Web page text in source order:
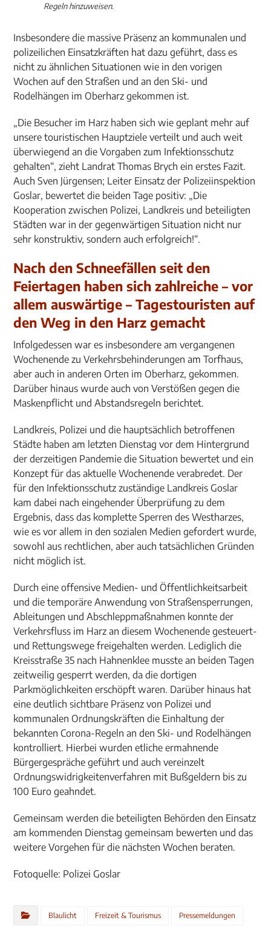
Regeln hinzuweisen.
Insbesondere die massive Präsenz an kommunalen und
polizeilichen Einsatzkräften hat dazu geführt, dass es
nicht zu ähnlichen Situationen wie in den vorigen
Wochen auf den Straßen und an den Ski- und
Rodelhängen im Oberharz gekommen ist.
„Die Besucher im Harz haben sich wie geplant mehr auf
unsere touristischen Hauptziele verteilt und auch weit
überwiegend an die Vorgaben zum Infektionsschutz
gehalten“, zieht Landrat Thomas Brych ein erstes Fazit.
Auch Sven Jürgensen; Leiter Einsatz der Polizeiinspektion
Goslar, bewertet die beiden Tage positiv: „Die
Kooperation zwischen Polizei, Landkreis und beteiligten
Städten war in der gegenwärtigen Situation nicht nur
sehr konstruktiv, sondern auch erfolgreich!“.
Nach den Schneefällen seit den
Feiertagen haben sich zahlreiche – vor
allem auswärtige – Tagestouristen auf
den Weg in den Harz gemacht
Infolgedessen war es insbesondere am vergangenen
Wochenende zu Verkehrsbehinderungen am Torfhaus,
aber auch in anderen Orten im Oberharz, gekommen.
Darüber hinaus wurde auch von Verstößen gegen die
Maskenpflicht und Abstandsregeln berichtet.
Landkreis, Polizei und die hauptsächlich betroffenen
Städte haben am letzten Dienstag vor dem Hintergrund
der derzeitigen Pandemie die Situation bewertet und ein
Konzept für das aktuelle Wochenende verabredet. Der
für den Infektionsschutz zuständige Landkreis Goslar
kam dabei nach eingehender Überprüfung zu dem
Ergebnis, dass das komplette Sperren des Westharzes,
wie es vor allem in den sozialen Medien gefordert wurde,
sowohl aus rechtlichen, aber auch tatsächlichen Gründen
nicht möglich ist.
Durch eine offensive Medien- und Öffentlichkeitsarbeit
und die temporäre Anwendung von Straßensperrungen,
Ableitungen und Abschleppmaßnahmen konnte der
Verkehrsfluss im Harz an diesem Wochenende gesteuert-
und Rettungswege freigehalten werden. Lediglich die
Kreisstraße 35 nach Hahnenklee musste an beiden Tagen
zeitweilig gesperrt werden, da die dortigen
Parkmöglichkeiten erschöpft waren. Darüber hinaus hat
eine deutlich sichtbare Präsenz von Polizei und
kommunalen Ordnungskräften die Einhaltung der
bekannten Corona-Regeln an den Ski- und Rodelhängen
kontrolliert. Hierbei wurden etliche ermahnende
Bürgergespräche geführt und auch vereinzelt
Ordnungswidrigkeitenverfahren mit Bußgeldern bis zu
100 Euro geahndet.
Gemeinsam werden die beteiligten Behörden den Einsatz
am kommenden Dienstag gemeinsam bewerten und das
weitere Vorgehen für die nächsten Wochen beraten.
Fotoquelle: Polizei Goslar
Blaulicht Freizeit & Tourismus Pressemeldungen